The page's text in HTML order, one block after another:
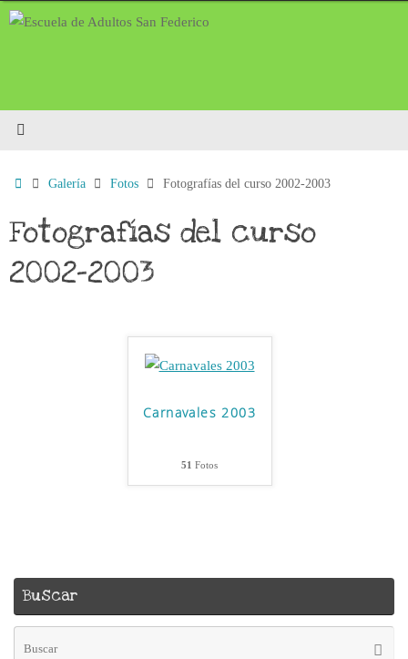
Saltar
InicioGalería Fotos Fotografías del curso 2002-2003
Fotografías del curso
2002-2003
Carnavales 2003
51 Fotos
Buscar